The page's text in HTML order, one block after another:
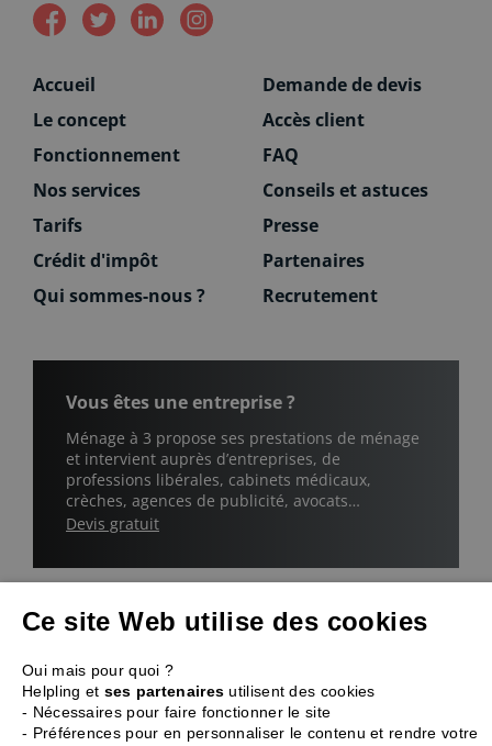
Accueil
Le concept
Fonctionnement
Nos services
Tarifs
Crédit d'impôt
Qui sommes-nous ?
Demande de devis
Accès client
FAQ
Conseils et astuces
Presse
Partenaires
Recrutement
Vous êtes une entreprise ?
Ménage à 3 propose ses prestations de ménage
et intervient auprès d’entreprises, de
professions libérales, cabinets médicaux,
crèches, agences de publicité, avocats…
Devis gratuit
SweetHome, SAS au capital de 59 470€
1 rue de Stockholm, 75008 Paris
RCS B 448 715 615
APE 9609Z • N° de déclaration : SAP 448715615
© 2003-2026 SweetHome -
Ce site Web utilise des cookies
Oui mais pour quoi ?
Helpling et ses partenaires utilisent des cookies
- Nécessaires pour faire fonctionner le site
- Préférences pour en personnaliser le contenu et rendre votre